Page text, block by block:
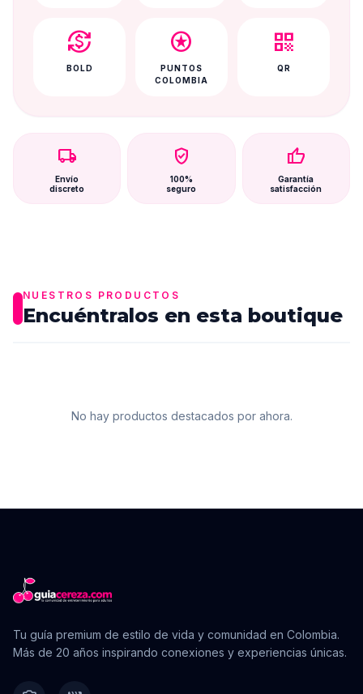
currency_exchange
BOLD
stars
PUNTOS
COLOMBIA
qr_code
QR
local_shipping
Envío
discreto
verified_user
100%
seguro
thumb_up
Garantía
satisfacción
NUESTROS PRODUCTOS
Encuéntralos en esta boutique
No hay productos destacados por ahora.
Tu guía premium de estilo de vida y comunidad en Colombia.
Más de 20 años inspirando conexiones y experiencias únicas.